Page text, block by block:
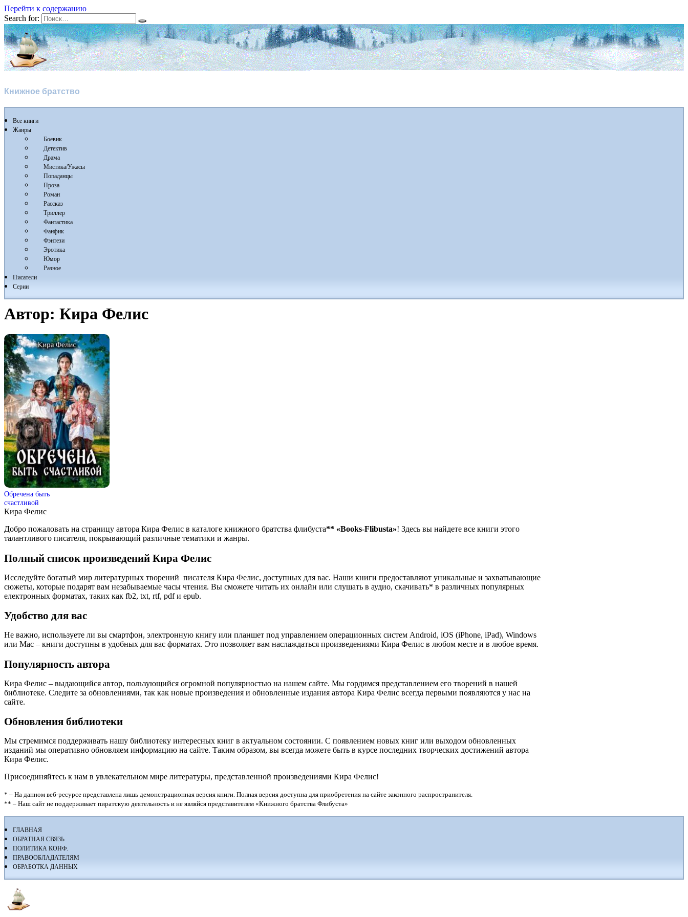
Перейти к содержанию
Search for:
Книжное братство
Все книги
Жанры
Боевик
Детектив
Драма
Мистика/Ужасы
Попаданцы
Проза
Роман
Рассказ
Триллер
Фантастика
Фанфик
Фэнтези
Эротика
Юмор
Разное
Писатели
Серии
Автор: Кира Фелис
Обречена быть
счастливой
Кира Фелис
Добро пожаловать на страницу автора Кира Фелис в каталоге книжного братства флибуста** «Books-Flibusta»! Здесь вы найдете все книги этого
талантливого писателя, покрывающий различные тематики и жанры.
Полный список произведений Кира Фелис
Исследуйте богатый мир литературных творений писателя Кира Фелис, доступных для вас. Наши книги предоставляют уникальные и захватывающие
сюжеты, которые подарят вам незабываемые часы чтения. Вы сможете читать их онлайн или слушать в аудио, скачивать* в различных популярных
електронных форматах, таких как fb2, txt, rtf, pdf и epub.
Удобство для вас
Не важно, используете ли вы смартфон, электронную книгу или планшет под управлением операционных систем Android, iOS (iPhone, iPad), Windows
или Mac – книги доступны в удобных для вас форматах. Это позволяет вам наслаждаться произведениями Кира Фелис в любом месте и в любое время.
Популярность автора
Кира Фелис – выдающийся автор, пользующийся огромной популярностью на нашем сайте. Мы гордимся представлением его творений в нашей
библиотеке. Следите за обновлениями, так как новые произведения и обновленные издания автора Кира Фелис всегда первыми появляются у нас на
сайте.
Обновления библиотеки
Мы стремимся поддерживать нашу библиотеку интересных книг в актуальном состоянии. С появлением новых книг или выходом обновленных
изданий мы оперативно обновляем информацию на сайте. Таким образом, вы всегда можете быть в курсе последних творческих достижений автора
Кира Фелис.
Присоединяйтесь к нам в увлекательном мире литературы, представленной произведениями Кира Фелис!
* – На данном веб-ресурсе представлена лишь демонстрационная версия книги. Полная версия доступна для приобретения на сайте законного распространителя.
** – Наш сайт не поддерживает пиратскую деятельность и не являйся представителем «Книжного братства Флибуста»
ГЛАВНАЯ
ОБРАТНАЯ СВЯЗЬ
ПОЛИТИКА КОНФ.
ПРАВООБЛАДАТЕЛЯМ
ОБРАБОТКА ДАННЫХ